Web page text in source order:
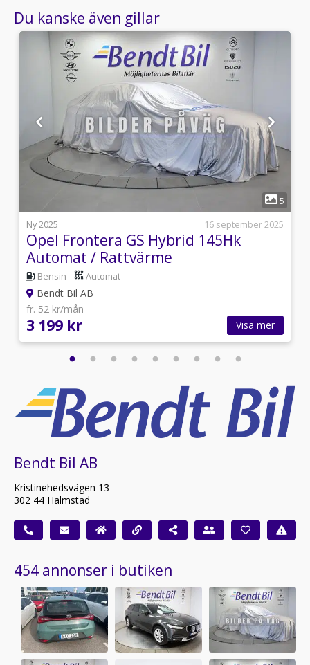
Du kanske även gillar
5
Ny 2025
16 september 2025
Opel Frontera GS Hybrid 145Hk
Automat / Rattvärme
Bensin Automat
Bendt Bil AB
fr. 52 kr/mån
3 199 kr Visa mer
Bendt Bil AB
Kristinehedsvägen 13
302 44 Halmstad
454 annonser i butiken